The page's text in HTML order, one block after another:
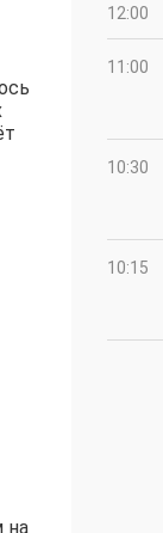
на
12:00
11:00
10:30
10:15